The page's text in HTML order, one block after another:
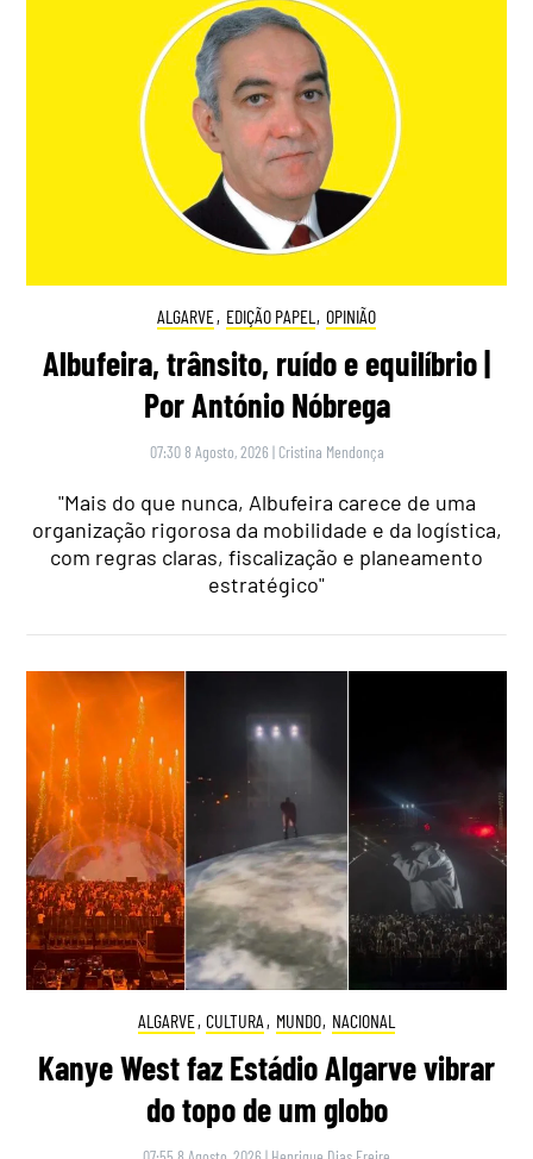
ALGARVE, EDIÇÃO PAPEL , OPINIÃO
Albufeira, trânsito, ruído e equilíbrio |
Por António Nóbrega
07:30 8 Agosto, 2026 | Cristina Mendonça
"Mais do que nunca, Albufeira carece de uma
organização rigorosa da mobilidade e da logística,
com regras claras, fiscalização e planeamento
estratégico"
ALGARVE, CULTURA , MUNDO, NACIONAL
Kanye West faz Estádio Algarve vibrar
do topo de um globo